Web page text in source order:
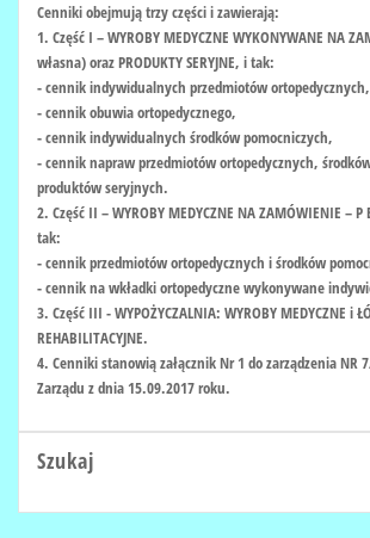
Cenniki obejmują trzy części i zawierają:
1. Część I – WYROBY MEDYCZNE WYKONYWANE NA
własna) oraz PRODUKTY SERYJNE, i tak:
- cennik indywidualnych przedmiotów ortopedycznych,
- cennik obuwia ortopedycznego,
- cennik indywidualnych środków pomocniczych,
- cennik napraw przedmiotów ortopedycznych,
produktów seryjnych.
2. Część II – WYROBY MEDYCZNE NA ZAMÓWIENIE – P
tak:
- cennik przedmiotów ortopedycznych i środków
- cennik na wkładki ortopedyczne wykonywane
3. Część III - WYPOŻYCZALNIA: WYROBY MEDYCZNE i
REHABILITACYJNE.
4. Cenniki stanowią załącznik Nr 1 do zarządzenia NR
Zarządu z dnia 15.09.2017 roku.
Szukaj